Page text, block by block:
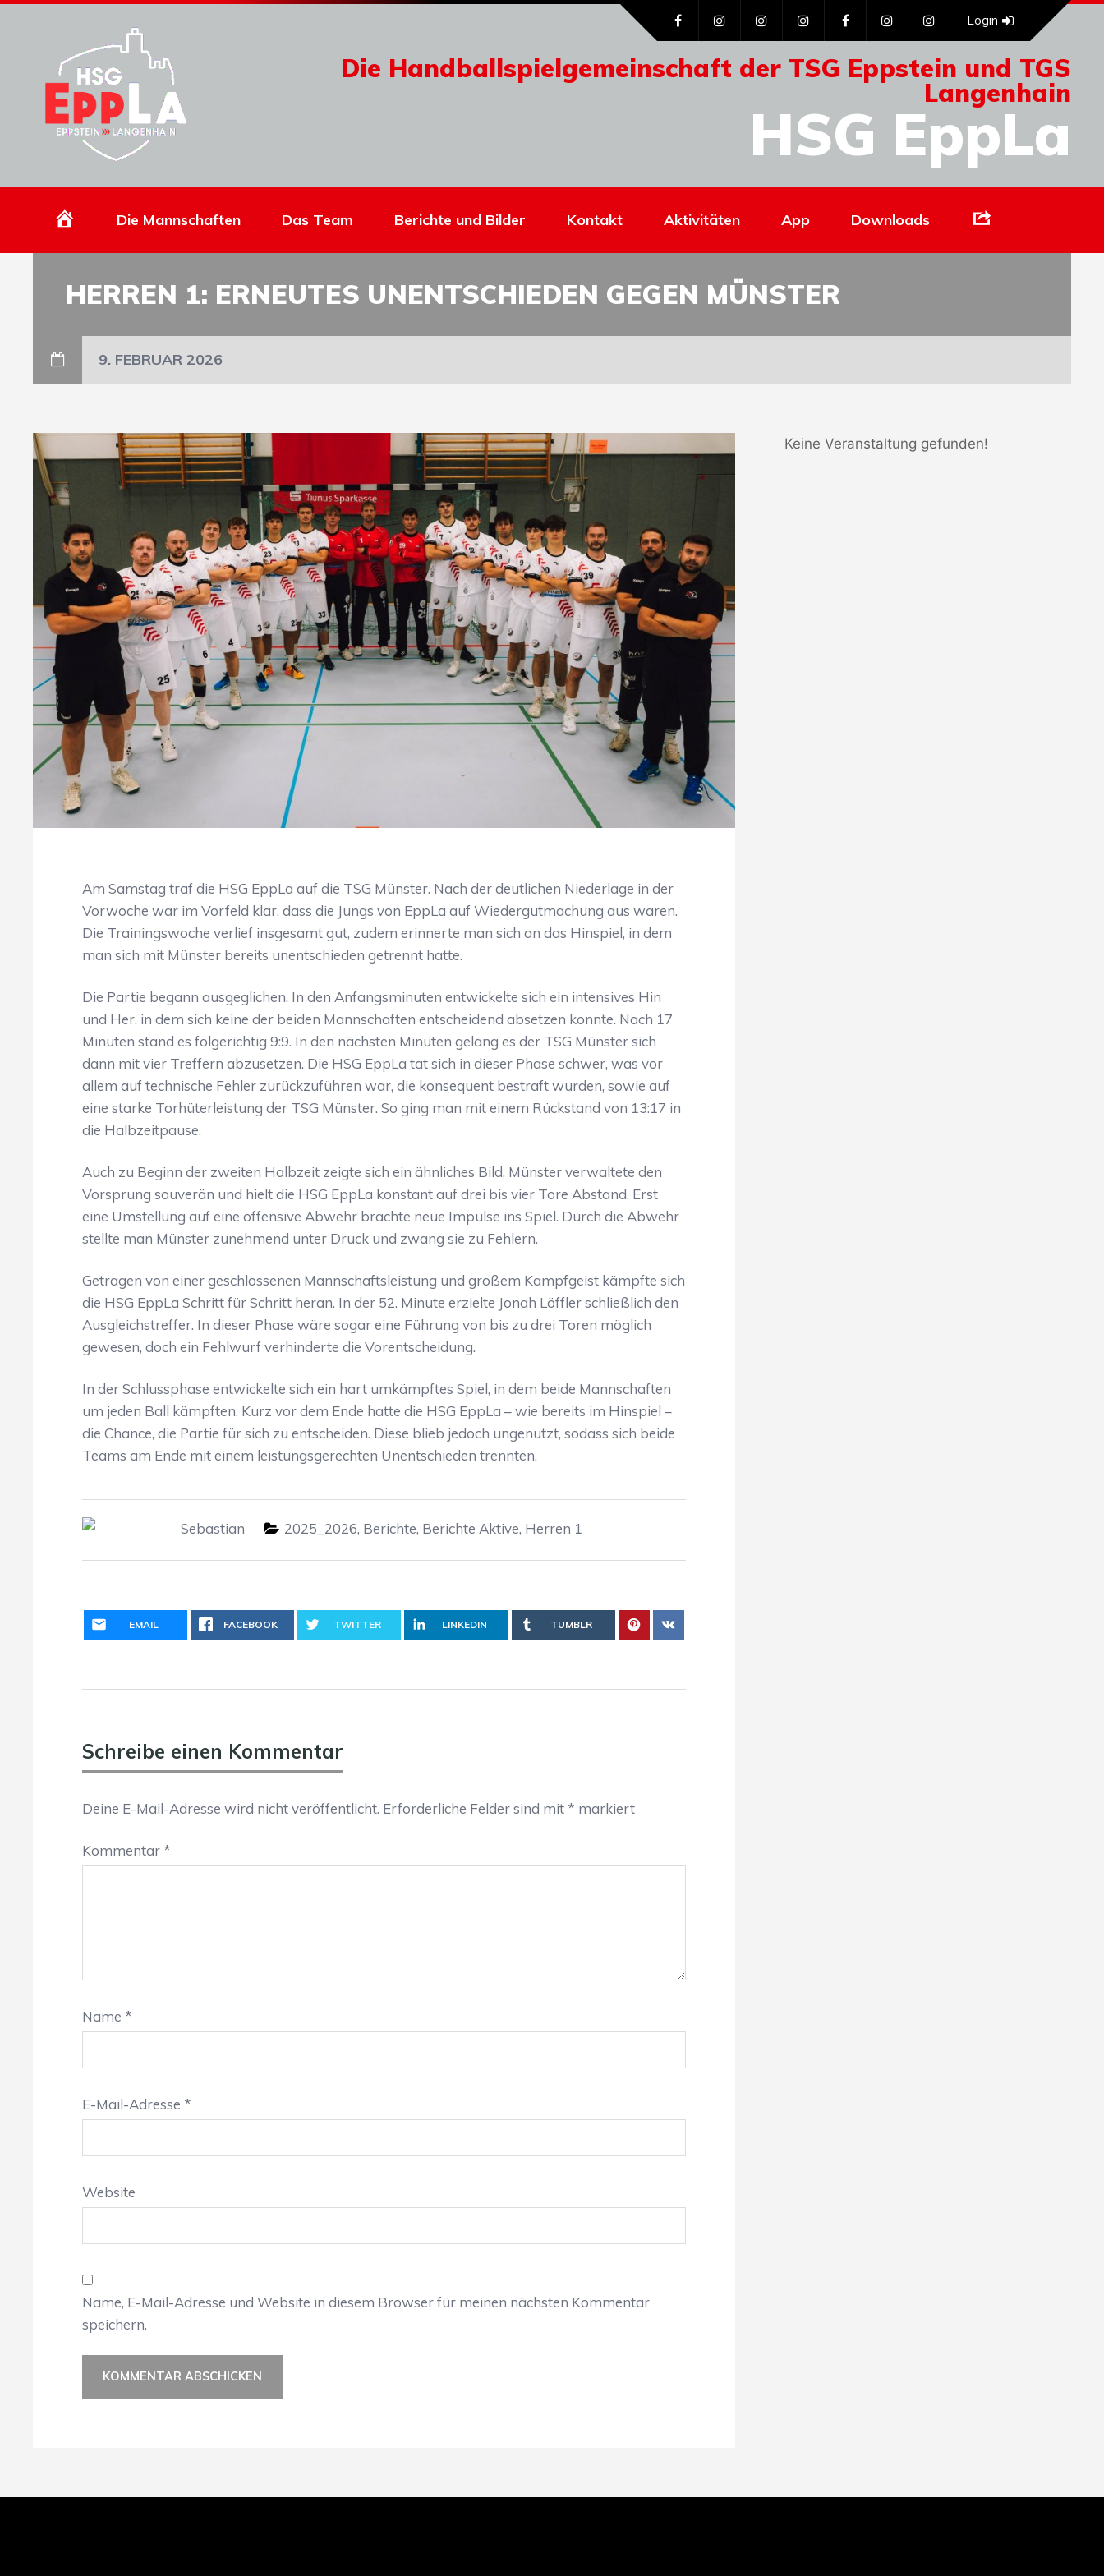
Die Handballspielgemeinschaft der TSG Eppstein und TGS
Langenhain
HSG EppLa
Login
HomepageDie Mannschaften Das Team Berichte und Bilder Kontakt Aktivitäten App Downloads
HERREN 1: ERNEUTES UNENTSCHIEDEN GEGEN MÜNSTER
9. FEBRUAR 2026
Am Samstag traf die HSG EppLa auf die TSG Münster. Nach der deutlichen Niederlage in der
Vorwoche war im Vorfeld klar, dass die Jungs von EppLa auf Wiedergutmachung aus waren.
Die Trainingswoche verlief insgesamt gut, zudem erinnerte man sich an das Hinspiel, in dem
man sich mit Münster bereits unentschieden getrennt hatte.
Die Partie begann ausgeglichen. In den Anfangsminuten entwickelte sich ein intensives Hin
und Her, in dem sich keine der beiden Mannschaften entscheidend absetzen konnte. Nach 17
Minuten stand es folgerichtig 9:9. In den nächsten Minuten gelang es der TSG Münster sich
dann mit vier Treffern abzusetzen. Die HSG EppLa tat sich in dieser Phase schwer, was vor
allem auf technische Fehler zurückzuführen war, die konsequent bestraft wurden, sowie auf
eine starke Torhüterleistung der TSG Münster. So ging man mit einem Rückstand von 13:17 in
die Halbzeitpause.
Auch zu Beginn der zweiten Halbzeit zeigte sich ein ähnliches Bild. Münster verwaltete den
Vorsprung souverän und hielt die HSG EppLa konstant auf drei bis vier Tore Abstand. Erst
eine Umstellung auf eine offensive Abwehr brachte neue Impulse ins Spiel. Durch die Abwehr
stellte man Münster zunehmend unter Druck und zwang sie zu Fehlern.
Getragen von einer geschlossenen Mannschaftsleistung und großem Kampfgeist kämpfte sich
die HSG EppLa Schritt für Schritt heran. In der 52. Minute erzielte Jonah Löffler schließlich den
Ausgleichstreffer. In dieser Phase wäre sogar eine Führung von bis zu drei Toren möglich
gewesen, doch ein Fehlwurf verhinderte die Vorentscheidung.
In der Schlussphase entwickelte sich ein hart umkämpftes Spiel, in dem beide Mannschaften
um jeden Ball kämpften. Kurz vor dem Ende hatte die HSG EppLa – wie bereits im Hinspiel –
die Chance, die Partie für sich zu entscheiden. Diese blieb jedoch ungenutzt, sodass sich beide
Teams am Ende mit einem leistungsgerechten Unentschieden trennten.
Sebastian 2025_2026, Berichte, Berichte Aktive, Herren 1
EMAIL FACEBOOK TWITTER LINKEDIN TUMBLR
Schreibe einen Kommentar
Deine E-Mail-Adresse wird nicht veröffentlicht. Erforderliche Felder sind mit * markiert
Kommentar *
Name *
E-Mail-Adresse *
Website
Name, E-Mail-Adresse und Website in diesem Browser für meinen nächsten Kommentar
speichern.
Keine Veranstaltung gefunden!